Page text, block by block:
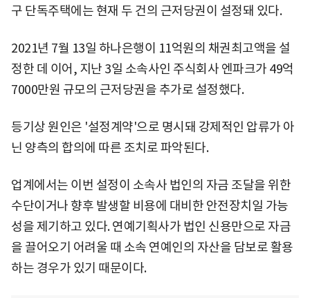
구 단독주택에는 현재 두 건의 근저당권이 설정돼 있다.
2021년 7월 13일 하나은행이 11억원의 채권최고액을 설
정한 데 이어, 지난 3일 소속사인 주식회사 엔파크가 49억
7000만원 규모의 근저당권을 추가로 설정했다.
등기상 원인은 '설정계약'으로 명시돼 강제적인 압류가 아
닌 양측의 합의에 따른 조치로 파악된다.
업계에서는 이번 설정이 소속사 법인의 자금 조달을 위한
수단이거나 향후 발생할 비용에 대비한 안전장치일 가능
성을 제기하고 있다. 연예기획사가 법인 신용만으로 자금
을 끌어오기 어려울 때 소속 연예인의 자산을 담보로 활용
하는 경우가 있기 때문이다.